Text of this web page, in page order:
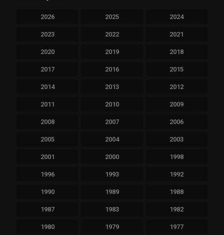
2026 2025 2024
2023 2022 2021
2020 2019 2018
2017 2016 2015
2014 2013 2012
2011 2010 2009
2008 2007 2006
2005 2004 2003
2001 2000 1998
1996 1993 1992
1990 1989 1988
1987 1983 1982
1980 1979 1977